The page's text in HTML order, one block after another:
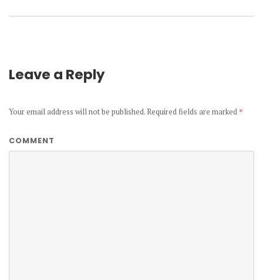
Leave a Reply
Your email address will not be published. Required fields are marked *
COMMENT